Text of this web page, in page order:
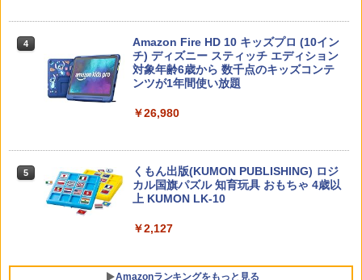
￥1,870
ゼロからわかる！ みるみる図形に強く
￥1,430
4
Amazon Fire HD 10 キッズプロ (10イン
チ) ディズニー スティッチ エディション
対象年齢6歳から 数千点のキッズコンテ
ンツが1年間使い放題
￥26,980
5
くもん出版(KUMON PUBLISHING) ロジ
カル国旗パズル 知育玩具 おもちゃ 4歳以
上 KUMON LK-10
￥2,127
Amazonランキングをもっと見る